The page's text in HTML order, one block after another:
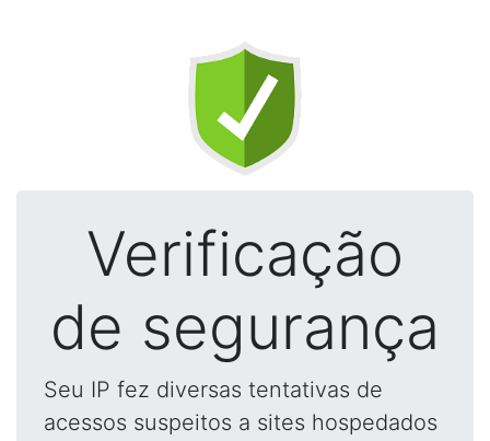
Verificação
de segurança
Seu IP fez diversas tentativas de
acessos suspeitos a sites hospedados